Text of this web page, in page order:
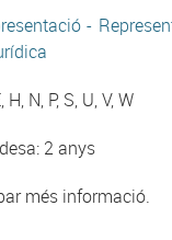
-
N, P, S, U, V, W
2 anys
més informació.